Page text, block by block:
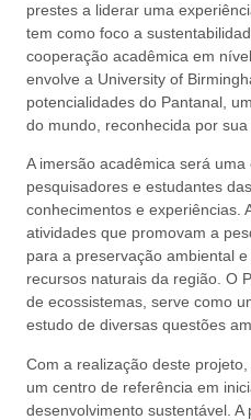
prestes a liderar uma
tem como foco a
cooperação acadêmica em
envolve a University of
potencialidades do Pantanal,
do mundo, reconhecida por sua
A imersão acadêmica será
pesquisadores e estudantes
conhecimentos e experiências.
atividades que promovam a
para a preservação ambiental
recursos naturais da região. O
de ecossistemas, serve como
estudo de diversas questões
Com a realização deste
um centro de referência em
desenvolvimento sustentável.